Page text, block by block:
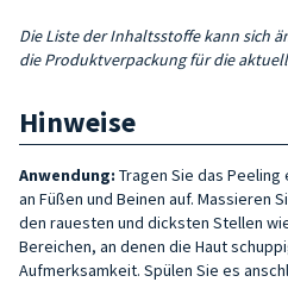
Die Liste der Inhaltsstoffe kann sich
die Produktverpackung für die
Hinweise
Anwendung: Tragen Sie das Peeling
an Füßen und Beinen auf. Massieren
den rauesten und dicksten Stellen
Bereichen, an denen die Haut
Aufmerksamkeit. Spülen Sie es